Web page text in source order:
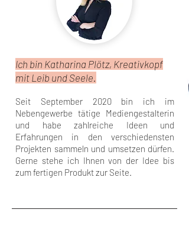
Ich bin Katharina Plötz, Kreativkopf
mit Leib und Seele.
Seit September 2020 bin ich im
Nebengewerbe tätige Mediengestalterin
und habe zahlreiche Ideen und
Erfahrungen in den verschiedensten
Projekten sammeln und umsetzen dürfen.
Gerne stehe ich Ihnen von der Idee bis
zum fertigen Produkt zur Seite.